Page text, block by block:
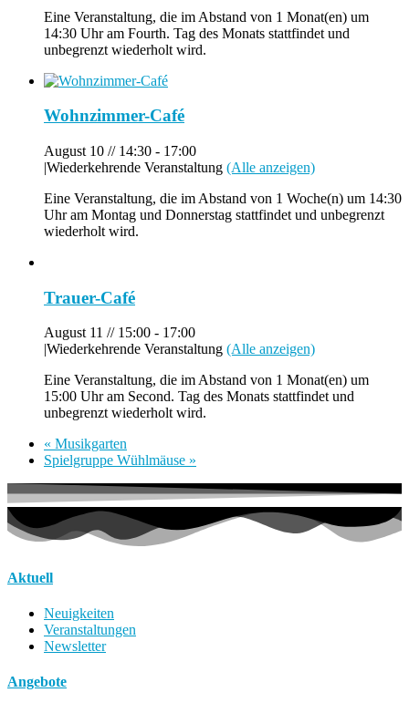
Eine Veranstaltung, die im Abstand von 1 Monat(en) um
14:30 Uhr am Fourth. Tag des Monats stattfindet und
unbegrenzt wiederholt wird.
Wohnzimmer-Café
August 10 // 14:30 - 17:00
|Wiederkehrende Veranstaltung (Alle anzeigen)
Eine Veranstaltung, die im Abstand von 1 Woche(n) um 14:30
Uhr am Montag und Donnerstag stattfindet und unbegrenzt
wiederholt wird.
Trauer-Café
August 11 // 15:00 - 17:00
|Wiederkehrende Veranstaltung (Alle anzeigen)
Eine Veranstaltung, die im Abstand von 1 Monat(en) um
15:00 Uhr am Second. Tag des Monats stattfindet und
unbegrenzt wiederholt wird.
« Musikgarten
Spielgruppe Wühlmäuse »
Aktuell
Neuigkeiten
Veranstaltungen
Newsletter
Angebote